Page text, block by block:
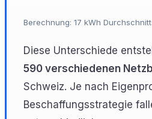
Berechnung: 17 kWh
Diese Unterschiede
590 verschiedenen
Schweiz. Je nach
Beschaffungsstrategie